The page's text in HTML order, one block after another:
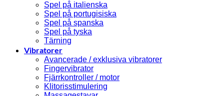
Spel på italienska
Spel på portugisiska
Spel på spanska
Spel på tyska
Tärning
Vibratorer
Avancerade / exklusiva vibratorer
Fingervibrator
Fjärrkontroller / motor
Klitorisstimulering